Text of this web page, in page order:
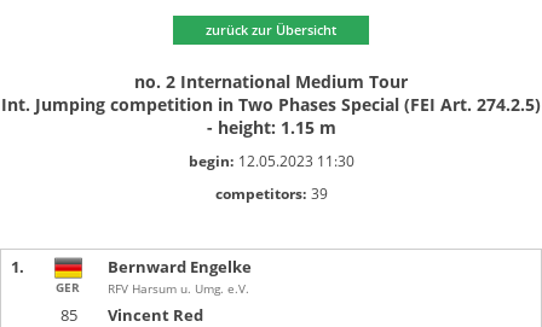
zurück zur Übersicht
no. 2 International Medium Tour
Int. Jumping competition in Two Phases Special (FEI Art. 274.2.5)
- height: 1.15 m
begin: 12.05.2023 11:30
competitors: 39
1.
85 Vincent Red
GER
Bernward Engelke
RFV Harsum u. Umg. e.V.